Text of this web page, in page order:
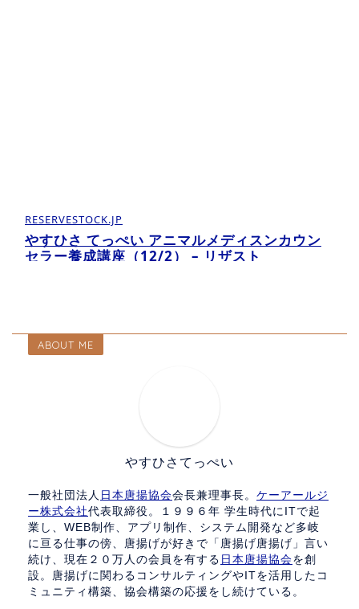
RESERVESTOCK.JP
やすひさ てっぺい アニマルメディスンカウン
セラー養成講座（12/2） – リザスト
ABOUT ME
やすひさてっぺい
一般社団法人 日本唐揚協会会長兼理事長。 ケーアールジ
ー株式会社代表取締役。１９９６年 学生時代にITで起
業し、WEB制作、アプリ制作、システム開発など多岐
に亘る仕事の傍、唐揚げが好きで「唐揚げ唐揚げ」言い
続け、現在２０万人の会員を有する 日本唐揚協会を創
設。唐揚げに関わるコンサルティングやITを活用したコ
ミュニティ構築、協会構築の応援をし続けている。